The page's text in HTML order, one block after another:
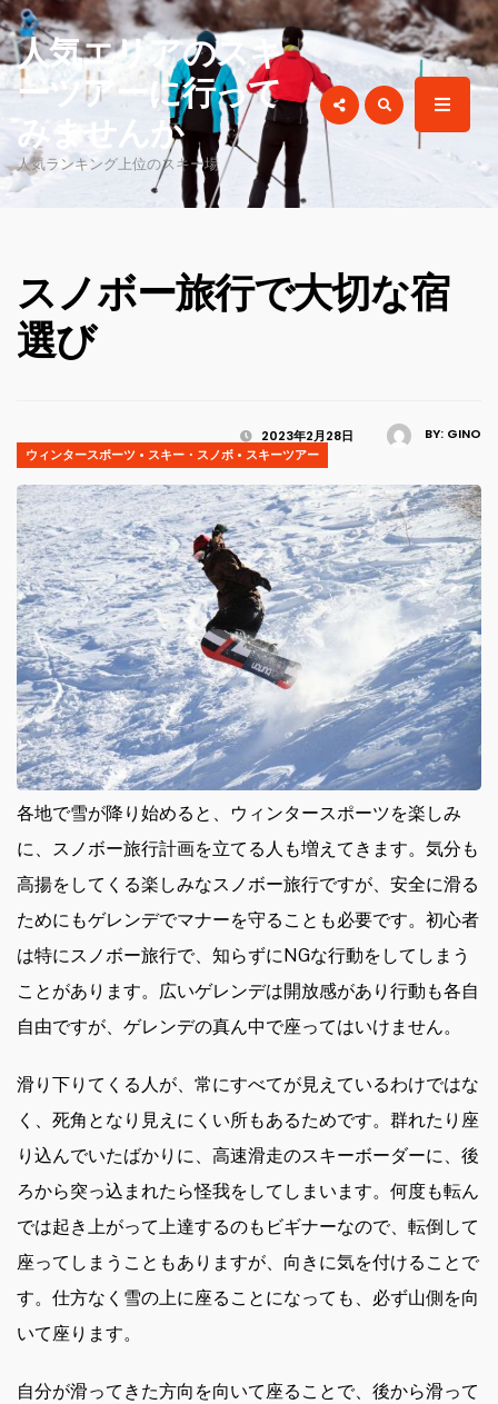
for:
人気エリアのスキ
ーツアーに行って
みませんか
人気ランキング上位のスキー場
スノボー旅行で大切な宿
選び
BY: GINO
2023年2月28日
ウィンタースポーツ • スキー・スノボ • スキーツアー
各地で雪が降り始めると、ウィンタースポーツを楽しみ
に、スノボー旅行計画を立てる人も増えてきます。 気分も
高揚をしてくる楽しみなスノボー旅行ですが、安全に滑る
ためにもゲレンデでマナーを守ることも必要です。初心者
は特にスノボー旅行で、知らずにNGな行動をしてしまう
ことがあります。広いゲレンデは開放感があり行動も各自
自由ですが、ゲレンデの真ん中で座ってはいけません。
滑り下りてくる人が、常にすべてが見えているわけではな
く、死角となり見えにくい所もあるためです。群れたり座
り込んでいたばかりに、高速滑走のスキーボーダーに、後
ろから突っ込まれたら怪我をしてしまいます。何度も転ん
では起き上がって上達するのもビギナーなので、転倒して
座ってしまうこともありますが、向きに気を付けることで
す。仕方なく雪の上に座ることになっても、必ず山側を向
いて座ります。
自分が滑ってきた方向を向いて座ることで、後から滑って